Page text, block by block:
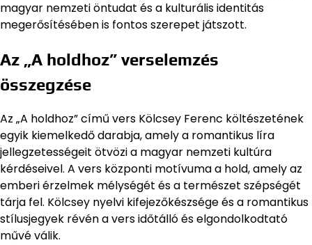
magyar nemzeti öntudat és a kulturális identitás
megerősítésében is fontos szerepet játszott.
Az „A holdhoz” verselemzés
összegzése
Az „A holdhoz” című vers Kölcsey Ferenc költészetének
egyik kiemelkedő darabja, amely a romantikus líra
jellegzetességeit ötvözi a magyar nemzeti kultúra
kérdéseivel. A vers központi motívuma a hold, amely az
emberi érzelmek mélységét és a természet szépségét
tárja fel. Kölcsey nyelvi kifejezőkészsége és a romantikus
stílusjegyek révén a vers időtálló és elgondolkodtató
művé válik.